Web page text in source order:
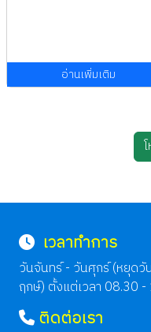
อ่านเพิ่มเติม
เวลาทำการ
วันจันทร์ - วันศุกร์ (หยุดวั
ฤกษ์) ตั้งแต่เวลา 08.30
ติดต่อเรา